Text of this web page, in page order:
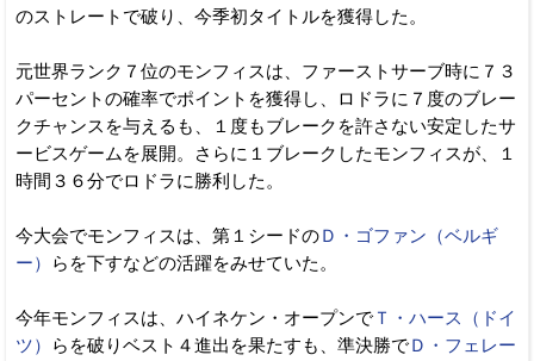
のストレートで破り、今季初タイトルを獲得した。
元世界ランク７位のモンフィスは、ファーストサーブ時に７３
パーセントの確率でポイントを獲得し、ロドラに７度のブレー
クチャンスを与えるも、１度もブレークを許さない安定したサ
ービスゲームを展開。さらに１ブレークしたモンフィスが、１
時間３６分でロドラに勝利した。
今大会でモンフィスは、第１シードのＤ・ゴファン（ベルギ
ー）
らを下すなどの活躍をみせていた。
今年モンフィスは、ハイネケン・オープンで Ｔ・ハース（ドイ
ツ）
らを破りベスト４進出を果たすも、準決勝でＤ・フェレー